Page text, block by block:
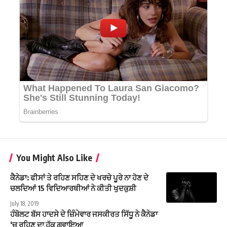
You Might Also Like
ਕੈਨੇਡਾ: ਫੀਸਾਂ ਤੇ ਰਹਿਣ ਸਹਿਣ ਦੇ ਖਰਚੇ ਪੂਰੇ ਨਾ ਹੋਣ ਦੇ
ਚਲਦਿਆਂ 15 ਵਿਦਿਆਰਥੀਆਂ ਨੇ ਕੀਤੀ ਖੁਦਕੁਸ਼ੀ
July 18, 2019
ਹੰਬੋਲਟ ਬੱਸ ਹਾਦਸੇ ਦੇ ਜ਼ਿੰਮੇਵਾਰ ਜਸਕੀਰਤ ਸਿੱਧੂ ਨੇ ਕੈਨੇਡਾ
‘ਚ ਰਹਿਣ ਦਾ ਹੱਕ ਗਵਾਇਆ